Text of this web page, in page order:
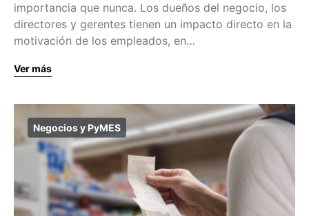
importancia que nunca. Los dueños del negocio, los
directores y gerentes tienen un impacto directo en la
motivación de los empleados, en…
Ver más
Negocios y PyMES